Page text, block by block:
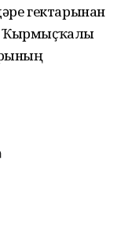
гектарынан
Ҡырмыҫҡалы